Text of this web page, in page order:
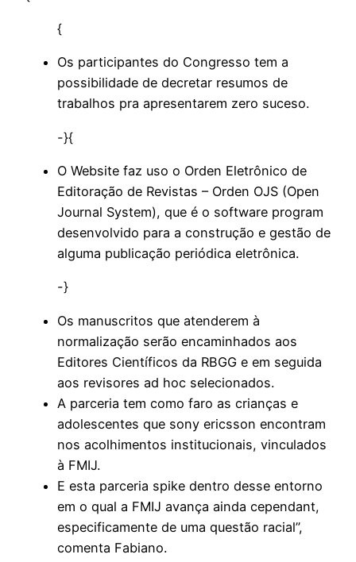
{
Os participantes do Congresso tem a
possibilidade de decretar resumos de
trabalhos pra apresentarem zero suceso.
-}{
O Website faz uso o Orden Eletrônico de
Editoração de Revistas – Orden OJS (Open
Journal System), que é o software program
desenvolvido para a construção e gestão de
alguma publicação periódica eletrônica.
-}
Os manuscritos que atenderem à
normalização serão encaminhados aos
Editores Científicos da RBGG e em seguida
aos revisores ad hoc selecionados.
A parceria tem como faro as crianças e
adolescentes que sony ericsson encontram
nos acolhimentos institucionais, vinculados
à FMIJ.
E esta parceria spike dentro desse entorno
em o qual a FMIJ avança ainda cependant,
especificamente de uma questão racial”,
comenta Fabiano.